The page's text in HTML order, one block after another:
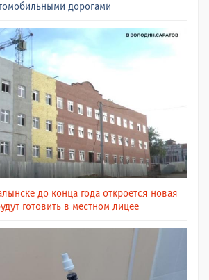
дорогами
до конца года откроется новая
готовить в местном лицее